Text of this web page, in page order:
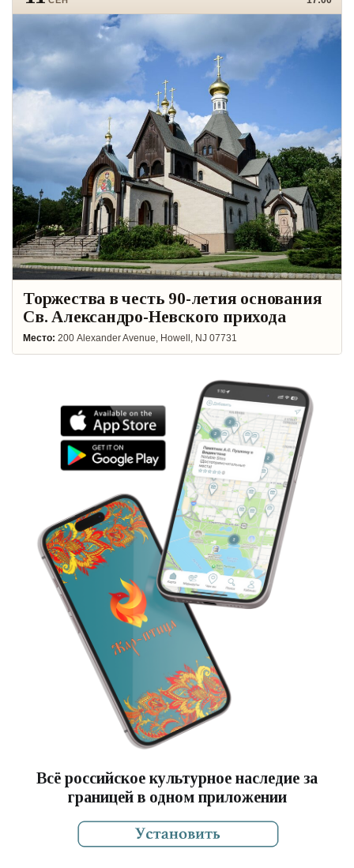
Торжества в честь 90-летия основания
Св. Александро-Невского прихода
Место: 200 Alexander Avenue, Howell, NJ 07731
Всё российское культурное наследие за
границей в одном приложении